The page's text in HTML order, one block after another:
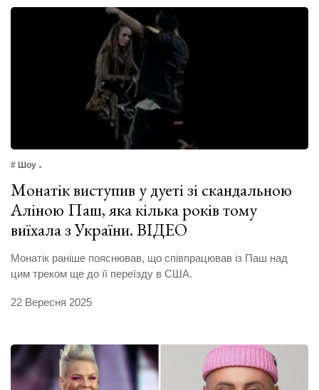
# Шоу
Монатік виступив у дуеті зі скандальною
Аліною Паш, яка кілька років тому
виїхала з України. ВІДЕО
Монатік раніше пояснював, що співпрацював із Паш над
цим треком ще до її переїзду в США.
22 Вересня 2025